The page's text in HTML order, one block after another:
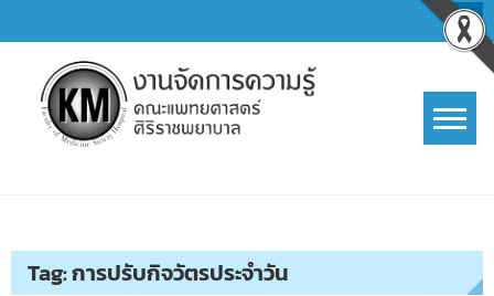
to
content
Tag:การปรับกิจวัตรประจำวัน